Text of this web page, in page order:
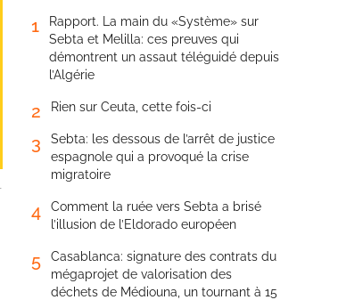
1
Rapport. La main du «Système» sur
Sebta et Melilla: ces preuves qui
démontrent un assaut téléguidé depuis
l’Algérie
2 Rien sur Ceuta, cette fois-ci
3
Sebta: les dessous de l’arrêt de justice
espagnole qui a provoqué la crise
migratoire
4
Comment la ruée vers Sebta a brisé
l’illusion de l’Eldorado européen
5
Casablanca: signature des contrats du
mégaprojet de valorisation des
déchets de Médiouna, un tournant à 15